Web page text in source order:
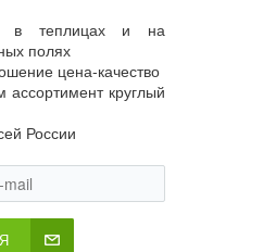
в теплицах и на
полях
цена-качество
ассортимент круглый
России